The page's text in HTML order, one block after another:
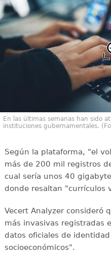
En las últimas semanas han sido
instituciones gubernamentales.
Según la plataforma, "el
más de 200 mil registros
cual sería unos 40
donde resaltan "currículos
Vecert Analyzer consideró
más invasivas registradas
datos oficiales de
socioeconómicos".